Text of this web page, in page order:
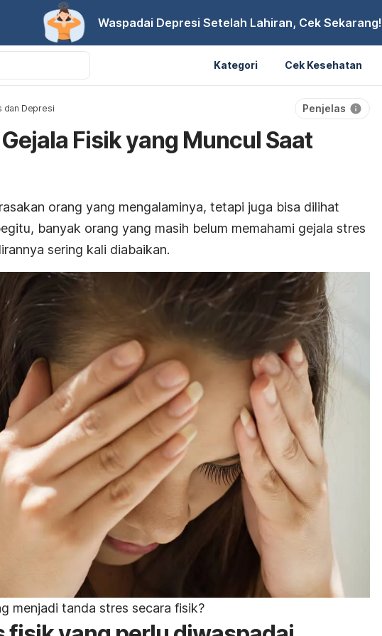
Waspadai Depresi Setelah Lahiran, Cek Sekarang!
Kategori Cek Kesehatan
dan Depresi Penjelas
Fisik yang Muncul Saat
orang yang mengalaminya, tetapi juga bisa dilihat
banyak orang yang masih belum memahami gejala stres
sering kali diabaikan.
menjadi tanda stres secara fisik?